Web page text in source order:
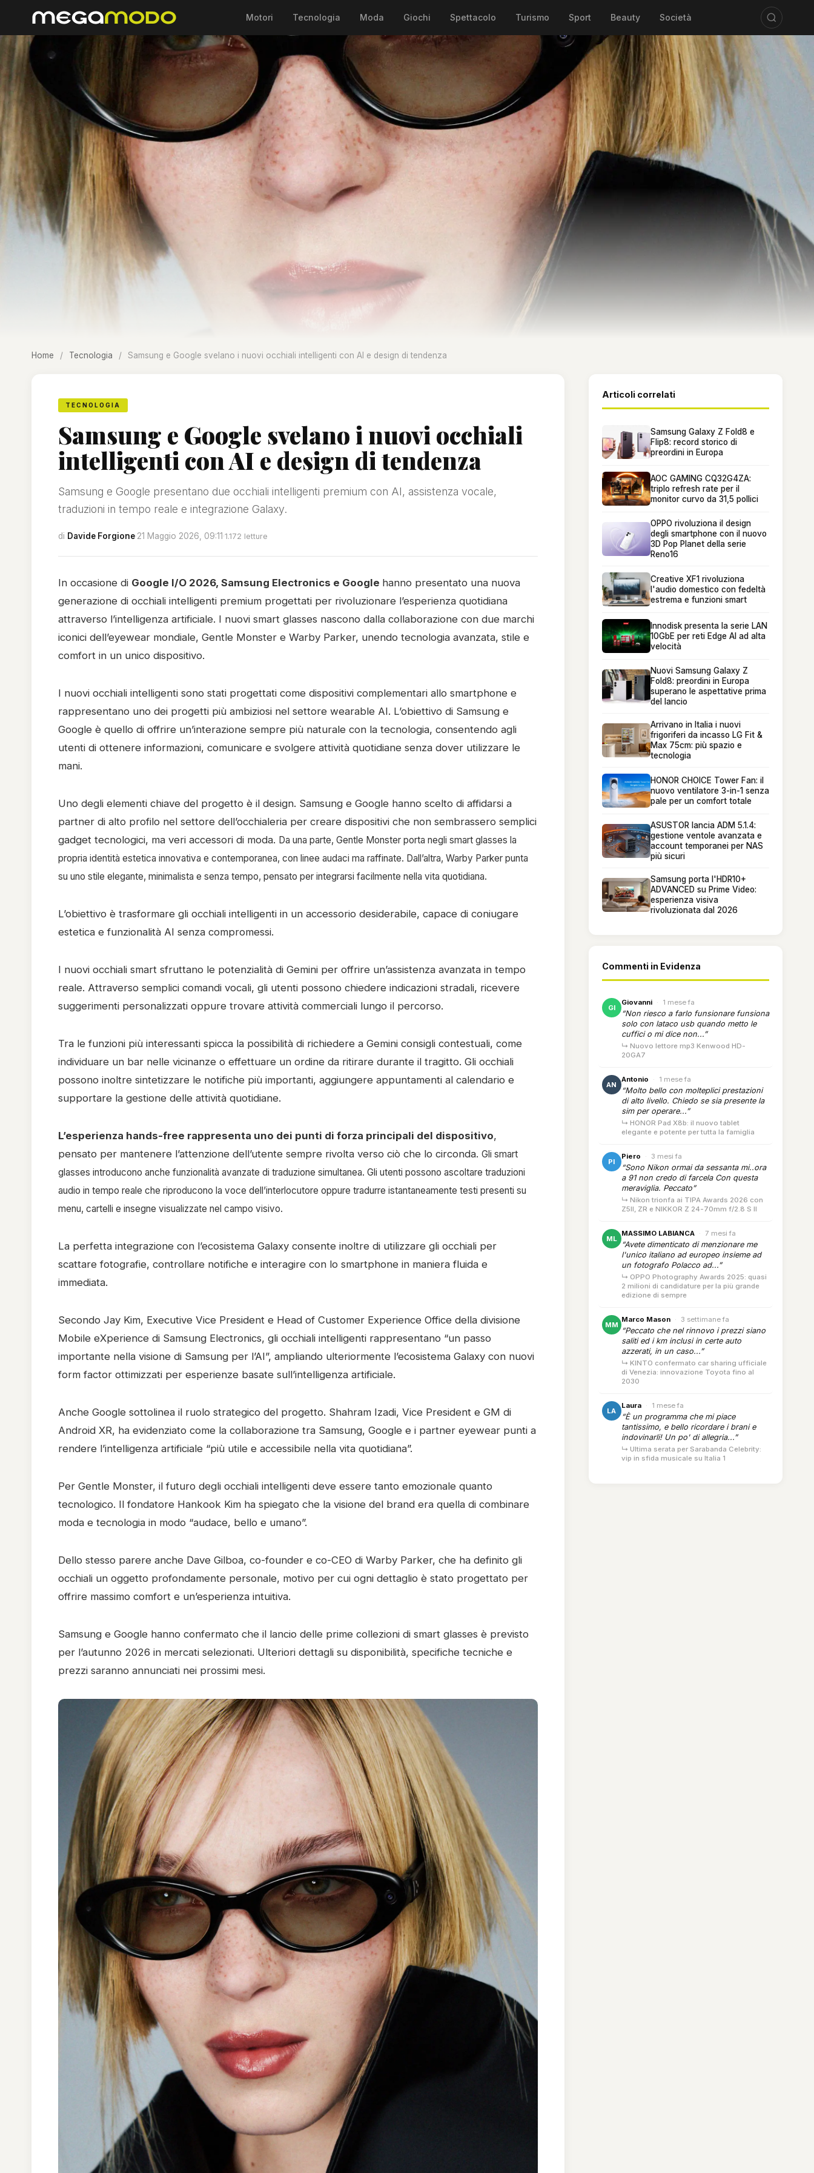
Motori Tecnologia Moda Giochi Spettacolo Turismo Sport Beauty Società
Home / Tecnologia / Samsung e Google svelano i nuovi occhiali intelligenti con AI e design di tendenza
TECNOLOGIA
Samsung e Google svelano i nuovi occhiali
intelligenti con AI e design di tendenza
Samsung e Google presentano due occhiali intelligenti premium con AI, assistenza vocale,
traduzioni in tempo reale e integrazione Galaxy.
di Davide Forgione·21 Maggio 2026, 09:11·1.172 letture
In occasione di Google I/O 2026, Samsung Electronics e Google hanno presentato una nuova
generazione di occhiali intelligenti premium progettati per rivoluzionare l’esperienza quotidiana
attraverso l’intelligenza artificiale. I nuovi smart glasses nascono dalla collaborazione con due marchi
iconici dell’eyewear mondiale, Gentle Monster e Warby Parker, unendo tecnologia avanzata, stile e
comfort in un unico dispositivo.
I nuovi occhiali intelligenti sono stati progettati come dispositivi complementari allo smartphone e
rappresentano uno dei progetti più ambiziosi nel settore wearable AI. L’obiettivo di Samsung e
Google è quello di offrire un’interazione sempre più naturale con la tecnologia, consentendo agli
utenti di ottenere informazioni, comunicare e svolgere attività quotidiane senza dover utilizzare le
mani.
Uno degli elementi chiave del progetto è il design. Samsung e Google hanno scelto di affidarsi a
partner di alto profilo nel settore dell’occhialeria per creare dispositivi che non sembrassero semplici
gadget tecnologici, ma veri accessori di moda. Da una parte, Gentle Monster porta negli smart glasses la
propria identità estetica innovativa e contemporanea, con linee audaci ma raffinate. Dall’altra, Warby Parker punta
su uno stile elegante, minimalista e senza tempo, pensato per integrarsi facilmente nella vita quotidiana.
L’obiettivo è trasformare gli occhiali intelligenti in un accessorio desiderabile, capace di coniugare
estetica e funzionalità AI senza compromessi.
I nuovi occhiali smart sfruttano le potenzialità di Gemini per offrire un’assistenza avanzata in tempo
reale. Attraverso semplici comandi vocali, gli utenti possono chiedere indicazioni stradali, ricevere
suggerimenti personalizzati oppure trovare attività commerciali lungo il percorso.
Tra le funzioni più interessanti spicca la possibilità di richiedere a Gemini consigli contestuali, come
individuare un bar nelle vicinanze o effettuare un ordine da ritirare durante il tragitto. Gli occhiali
possono inoltre sintetizzare le notifiche più importanti, aggiungere appuntamenti al calendario e
supportare la gestione delle attività quotidiane.
L’esperienza hands-free rappresenta uno dei punti di forza principali del dispositivo,
pensato per mantenere l’attenzione dell’utente sempre rivolta verso ciò che lo circonda. Gli smart
glasses introducono anche funzionalità avanzate di traduzione simultanea. Gli utenti possono ascoltare traduzioni
audio in tempo reale che riproducono la voce dell’interlocutore oppure tradurre istantaneamente testi presenti su
menu, cartelli e insegne visualizzate nel campo visivo.
La perfetta integrazione con l’ecosistema Galaxy consente inoltre di utilizzare gli occhiali per
scattare fotografie, controllare notifiche e interagire con lo smartphone in maniera fluida e
immediata.
Secondo Jay Kim, Executive Vice President e Head of Customer Experience Office della divisione
Mobile eXperience di Samsung Electronics, gli occhiali intelligenti rappresentano “un passo
importante nella visione di Samsung per l’AI”, ampliando ulteriormente l’ecosistema Galaxy con nuovi
form factor ottimizzati per esperienze basate sull’intelligenza artificiale.
Anche Google sottolinea il ruolo strategico del progetto. Shahram Izadi, Vice President e GM di
Android XR, ha evidenziato come la collaborazione tra Samsung, Google e i partner eyewear punti a
rendere l’intelligenza artificiale “più utile e accessibile nella vita quotidiana”.
Per Gentle Monster, il futuro degli occhiali intelligenti deve essere tanto emozionale quanto
tecnologico. Il fondatore Hankook Kim ha spiegato che la visione del brand era quella di combinare
moda e tecnologia in modo “audace, bello e umano”.
Dello stesso parere anche Dave Gilboa, co-founder e co-CEO di Warby Parker, che ha definito gli
occhiali un oggetto profondamente personale, motivo per cui ogni dettaglio è stato progettato per
offrire massimo comfort e un’esperienza intuitiva.
Samsung e Google hanno confermato che il lancio delle prime collezioni di smart glasses è previsto
per l’autunno 2026 in mercati selezionati. Ulteriori dettagli su disponibilità, specifiche tecniche e
prezzi saranno annunciati nei prossimi mesi.
Articoli correlati
Samsung Galaxy Z Fold8 e
Flip8: record storico di
preordini in Europa
AOC GAMING CQ32G4ZA:
triplo refresh rate per il
monitor curvo da 31,5 pollici
OPPO rivoluziona il design
degli smartphone con il nuovo
3D Pop Planet della serie
Reno16
Creative XF1 rivoluziona
l'audio domestico con fedeltà
estrema e funzioni smart
Innodisk presenta la serie LAN
10GbE per reti Edge AI ad alta
velocità
Nuovi Samsung Galaxy Z
Fold8: preordini in Europa
superano le aspettative prima
del lancio
Arrivano in Italia i nuovi
frigoriferi da incasso LG Fit &
Max 75cm: più spazio e
tecnologia
HONOR CHOICE Tower Fan: il
nuovo ventilatore 3-in-1 senza
pale per un comfort totale
ASUSTOR lancia ADM 5.1.4:
gestione ventole avanzata e
account temporanei per NAS
più sicuri
Samsung porta l'HDR10+
ADVANCED su Prime Video:
esperienza visiva
rivoluzionata dal 2026
Commenti in Evidenza
GI
Giovanni · 1 mese fa
“Non riesco a farlo funsionare funsiona
solo con lataco usb quando metto le
cuffici o mi dice non...”
↳ Nuovo lettore mp3 Kenwood HD-
20GA7
AN
Antonio · 1 mese fa
“Molto bello con molteplici prestazioni
di alto livello. Chiedo se sia presente la
sim per operare...”
↳ HONOR Pad X8b: il nuovo tablet
elegante e potente per tutta la famiglia
PI
Piero · 3 mesi fa
“Sono Nikon ormai da sessanta mi..ora
a 91 non credo di farcela Con questa
meraviglia. Peccato”
↳ Nikon trionfa ai TIPA Awards 2026 con
Z5II, ZR e NIKKOR Z 24-70mm f/2.8 S II
ML
MASSIMO LABIANCA · 7 mesi fa
“Avete dimenticato di menzionare me
l'unico italiano ad europeo insieme ad
un fotografo Polacco ad...”
↳ OPPO Photography Awards 2025: quasi
2 milioni di candidature per la più grande
edizione di sempre
MM
Marco Mason · 3 settimane fa
“Peccato che nel rinnovo i prezzi siano
saliti ed i km inclusi in certe auto
azzerati, in un caso...”
↳ KINTO confermato car sharing ufficiale
di Venezia: innovazione Toyota fino al
2030
LA
Laura · 1 mese fa
“È un programma che mi piace
tantissimo, e bello ricordare i brani e
indovinarli! Un po' di allegria...”
↳ Ultima serata per Sarabanda Celebrity:
vip in sfida musicale su Italia 1